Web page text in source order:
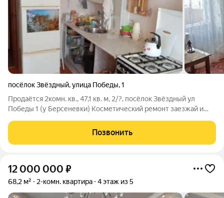
посёлок Звёздный,улица Победы,1
Продаётся 2комн. кв., 47,1 кв. м, 2/?, посёлок Звёздный ул
Победы 1 (у Берсеневки) Косметический ремонт заезжай и
комплекте: сарай 6 кв.
Позвонить
12 000 000 ₽
68,2 м² 2-комн. квартира 4 этаж из 5